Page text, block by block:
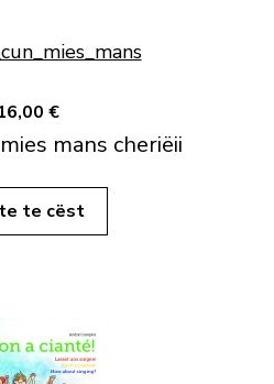
€
mans cheriëii
te cëst